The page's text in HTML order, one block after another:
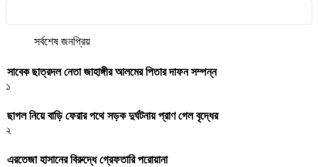
সর্বশেষ জনপ্রিয়
সাবেক ছাত্রদল নেতা জাহাঙ্গীর আলমের পিতার দাফন সম্পন্ন
১
ছাগল নিয়ে বাড়ি ফেরার পথে সড়ক দুর্ঘটনায় প্রাণ গেল বৃদ্ধের
২
এরতেজা হাসানের বিরুদ্ধে গ্রেফতারি পরোয়ানা